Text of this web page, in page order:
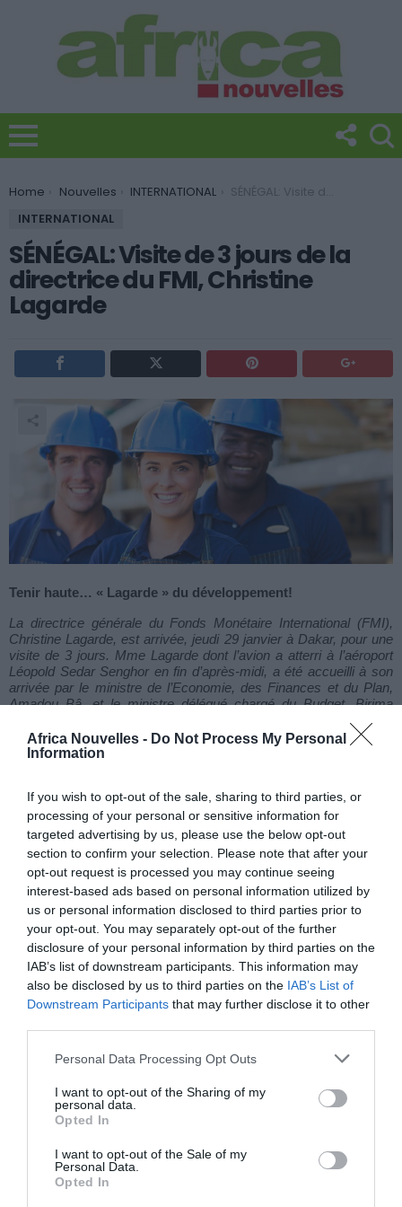
Africa Nouvelles - Do Not Process My Personal
Information
If you wish to opt-out of the sale, sharing to third parties, or
processing of your personal or sensitive information for
targeted advertising by us, please use the below opt-out
section to confirm your selection. Please note that after your
opt-out request is processed you may continue seeing
interest-based ads based on personal information utilized by
us or personal information disclosed to third parties prior to
your opt-out. You may separately opt-out of the further
disclosure of your personal information by third parties on the
IAB’s list of downstream participants. This information may
also be disclosed by us to third parties on the IAB’s List of
Downstream Participants that may further disclose it to other
Personal Data Processing Opt Outs
I want to opt-out of the Sharing of my
personal data.
Opted In
I want to opt-out of the Sale of my
Personal Data.
Opted In
You are here:
Home Nouvelles INTERNATIONAL
SÉNÉGAL: Visite de 3 jours de la directrice du FMI, Christine Lagarde
INTERNATIONAL
SÉNÉGAL: Visite de 3 jours de la
directrice du FMI, Christine
Lagarde
Tenir haute… « Lagarde » du développement!
La directrice générale du Fonds Monétaire International (FMI),
Christine Lagarde, est arrivée, jeudi 29 janvier à Dakar, pour une
visite de 3 jours. Mme Lagarde dont l’avion a atterri à l’aéroport
Léopold Sedar Senghor en fin d’après-midi, a été accueilli à son
arrivée par le ministre de l’Economie, des Finances et du Plan,
Amadou Bâ, et le ministre délégué chargé du Budget, Birima
programme ambitieux» mis
en place par les autorités
sénégalaises pour
«accélérer la croissance
économique et jeter les
bases d’une diversification économique
« .
Mme Lagarde, qui était à Kigali (Rwanda) depuis lundi, séjourne
au Sénégal dans le cadre d’une tournée en Afrique
subsaharienne. Dans la capitale rwandaise, elle a eu des
entretiens avec le président Paul Kagame et d’autres « hauts
responsables » du pays.
A Dakar, Christine Lagarde a été reçue par le président
sénégalais Macky Sall. Elle a rencontré aussi des chefs
représentants des entreprises et de la société civile. Mme
du Sénégal. Elle s’est entretenue avec des « hauts
responsables » de la Banque centrale des Etats de l’Afrique de
l’Ouest (BCEAO).
Cette visite représente l’occasion de renforcer le partenariat du
FMI avec le Rwanda et le Sénégal, deux pays qui ont su bâtir des
économies fortes, stables et solidaires, au sein de la deuxième